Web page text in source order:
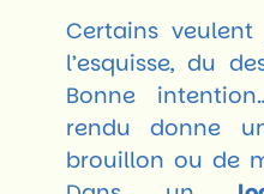
Certains
l’esquisse, du
Bonne
rendu donne
brouillon ou de